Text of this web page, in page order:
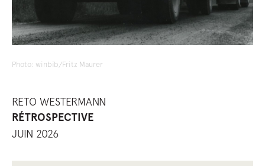
Photo: winbib/Fritz Maurer
RETO WESTERMANN
RÉTROSPECTIVE
JUIN 2026